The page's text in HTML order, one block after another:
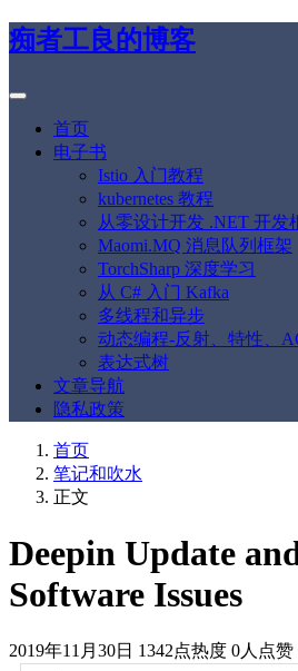
痴者工良的博客
首页
电子书
Istio 入门教程
kubernetes 教程
从零设计开发 .NET 开发
Maomi.MQ 消息队列框架
TorchSharp 深度学习
从 C# 入门 Kafka
多线程和异步
动态编程-反射、特性、
表达式树
文章导航
隐私政策
首页
笔记和吹水
正文
Deepin Update
Software Issues
2019年11月30日 1342点热度 0人点赞